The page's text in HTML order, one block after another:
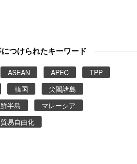
つけられたキーワード
ASEAN APEC
TPP
韓国
尖閣諸島
半島
マレーシア
貿易自由化